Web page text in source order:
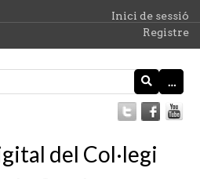
Inici de sessió
Registre
…